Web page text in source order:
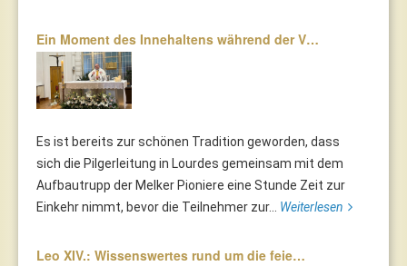
Ein Moment des Innehaltens während der V…
Es ist bereits zur schönen Tradition geworden, dass
sich die Pilgerleitung in Lourdes gemeinsam mit dem
Aufbautrupp der Melker Pioniere eine Stunde Zeit zur
Einkehr nimmt, bevor die Teilnehmer zur... Weiterlesen
Leo XIV.: Wissenswertes rund um die feie…